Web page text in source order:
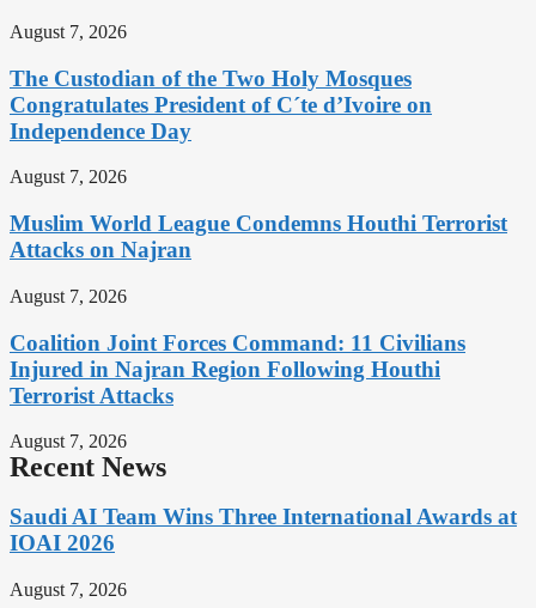
August 7, 2026
The Custodian of the Two Holy Mosques
Congratulates President of C´te d’Ivoire on
Independence Day
August 7, 2026
Muslim World League Condemns Houthi Terrorist
Attacks on Najran
August 7, 2026
Coalition Joint Forces Command: 11 Civilians
Injured in Najran Region Following Houthi
Terrorist Attacks
August 7, 2026
Recent News
Saudi AI Team Wins Three International Awards at
IOAI 2026
August 7, 2026